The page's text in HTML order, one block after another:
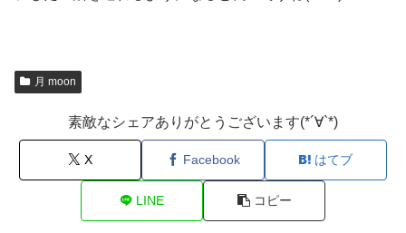
月 moon
素敵なシェアありがとうございます(*´∀`*)
X Facebook はてブ
LINE コピー